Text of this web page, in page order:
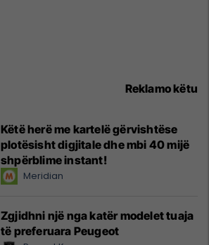
Reklamo këtu
Këtë herë me kartelë gërvishtëse
plotësisht digjitale dhe mbi 40 mijë
shpërblime instant!
Meridian
Zgjidhni një nga katër modelet tuaja
të preferuara Peugeot